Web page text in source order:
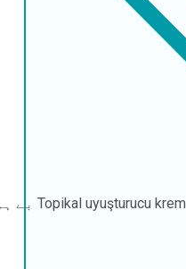
Topikal uyuşturucu krem